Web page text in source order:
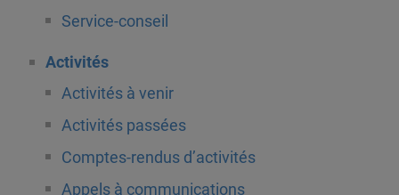
Service-conseil
Activités
Activités à venir
Activités passées
Comptes-rendus d’activités
Appels à communications